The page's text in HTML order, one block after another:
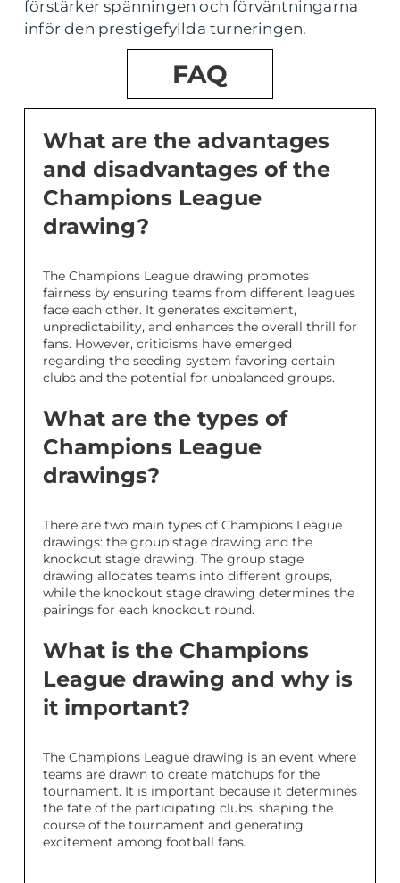
förstärker spänningen och förväntningarna
inför den prestigefyllda turneringen.
FAQ
What are the advantages
and disadvantages of the
Champions League
drawing?
The Champions League drawing promotes
fairness by ensuring teams from different leagues
face each other. It generates excitement,
unpredictability, and enhances the overall thrill for
fans. However, criticisms have emerged
regarding the seeding system favoring certain
clubs and the potential for unbalanced groups.
What are the types of
Champions League
drawings?
There are two main types of Champions League
drawings: the group stage drawing and the
knockout stage drawing. The group stage
drawing allocates teams into different groups,
while the knockout stage drawing determines the
pairings for each knockout round.
What is the Champions
League drawing and why is
it important?
The Champions League drawing is an event where
teams are drawn to create matchups for the
tournament. It is important because it determines
the fate of the participating clubs, shaping the
course of the tournament and generating
excitement among football fans.